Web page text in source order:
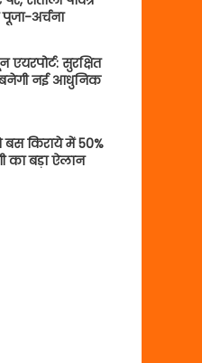
अर्चना
एयरपोर्ट: सुरक्षित
नई आधुनिक
बस किराये में 50%
का बड़ा ऐलान